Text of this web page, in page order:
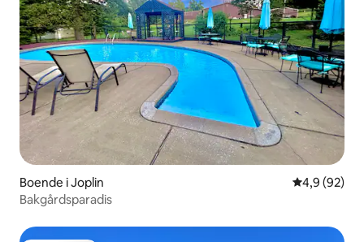
Boende i Joplin 4,9 av 5 i
4,9 (92)
Bakgårdsparadis